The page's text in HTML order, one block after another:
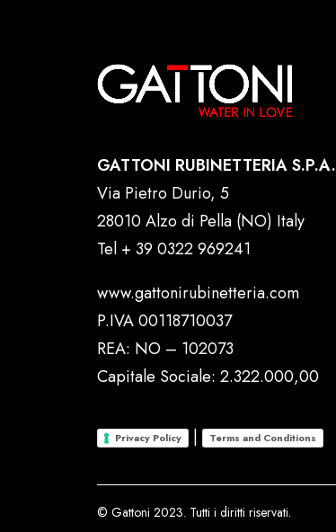
GATTONI RUBINETTERIA S.P.A.
Via Pietro Durio, 5
28010 Alzo di Pella (NO) Italy
Tel + 39 0322 969241
www.gattonirubinetteria.com
P.IVA 00118710037
REA: NO – 102073
Capitale Sociale: 2.322.000,00
Privacy Policy | Terms and Conditions
© Gattoni 2023. Tutti i diritti riservati.